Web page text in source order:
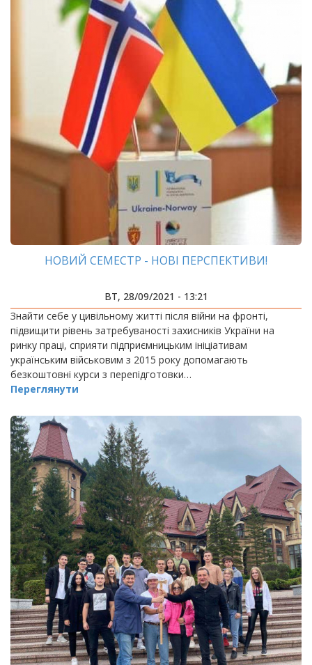
НОВИЙ СЕМЕСТР - НОВІ ПЕРСПЕКТИВИ!
ВТ, 28/09/2021 - 13:21
Знайти себе у цивільному житті після війни на фронті,
підвищити рівень затребуваності захисників України на
ринку праці, сприяти підприємницьким ініціативам
українським військовим з 2015 року допомагають
безкоштовні курси з перепідготовки…
Переглянути